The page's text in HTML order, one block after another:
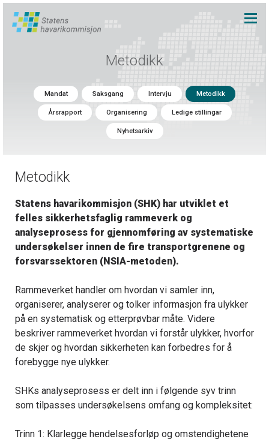
Metodikk
Mandat Saksgang Intervju Metodikk
Årsrapport Organisering Ledige stillingar
Nyhetsarkiv
Metodikk
Statens havarikommisjon (SHK) har utviklet et
felles sikkerhetsfaglig rammeverk og
analyseprosess for gjennomføring av systematiske
undersøkelser innen de fire transportgrenene og
forsvarssektoren (NSIA-metoden).
Rammeverket handler om hvordan vi samler inn,
organiserer, analyserer og tolker informasjon fra ulykker
på en systematisk og etterprøvbar måte. Videre
beskriver rammeverket hvordan vi forstår ulykker, hvorfor
de skjer og hvordan sikkerheten kan forbedres for å
forebygge nye ulykker.
SHKs analyseprosess er delt inn i følgende syv trinn
som tilpasses undersøkelsens omfang og kompleksitet:
Trinn 1: Klarlegge hendelsesforløp og omstendighetene